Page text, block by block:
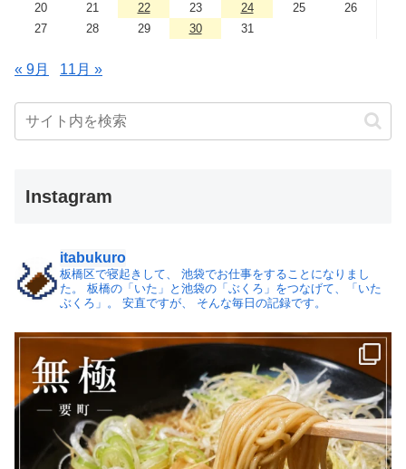
20
21 22 23 24 25
26
27
28 29 30 31
« 9月 11月 »
Instagram
itabukuro
板橋区で寝起きして、
池袋でお仕事をすることになりまし
た。
板橋の「いた」と池袋の「ぶくろ」をつなげて、「いた
ぶくろ」。
安直ですが、 そんな毎日の記録です。